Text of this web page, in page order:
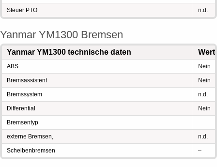
Steuer PTO n.d.
Yanmar YM1300 Bremsen
Yanmar YM1300 technische daten Wert
ABS Nein
Bremsassistent Nein
Bremssystem n.d.
Differential Nein
Bremsentyp
externe Bremsen, n.d.
Scheibenbremsen –